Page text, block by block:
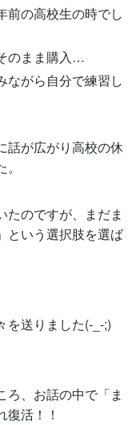
前の高校生の時でし
のまま購入…
ながら自分で練習し
話が広がり高校の休
たのですが、まだま
という選択肢を選ば
を送りました(-_-;)
ろ、お話の中で「ま
活！！